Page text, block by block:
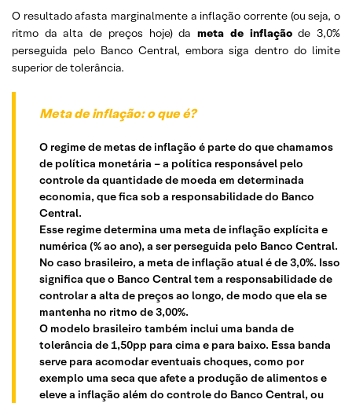
O resultado afasta marginalmente a inflação corrente (ou seja, o
ritmo da alta de preços hoje) dameta de inflaçãode 3,0%
perseguida pelo Banco Central, embora siga dentro do limite
superior de tolerância.
Meta de inflação: o que é?
O regime de metas de inflação é parte do que chamamos
de política monetária – a política responsável pelo
controle da quantidade de moeda em determinada
economia, que fica sob a responsabilidade do Banco
Central.
Esse regime determina uma meta de inflação explícita e
numérica (% ao ano), a ser perseguida pelo Banco Central.
No caso brasileiro, a meta de inflação atual é de 3,0%. Isso
significa que o Banco Central tem a responsabilidade de
controlar a alta de preços ao longo, de modo que ela se
mantenha no ritmo de 3,00%.
O modelo brasileiro também inclui uma banda de
tolerância de 1,50pp para cima e para baixo. Essa banda
serve para acomodar eventuais choques, como por
exemplo uma seca que afete a produção de alimentos e
eleve a inflação além do controle do Banco Central, ou